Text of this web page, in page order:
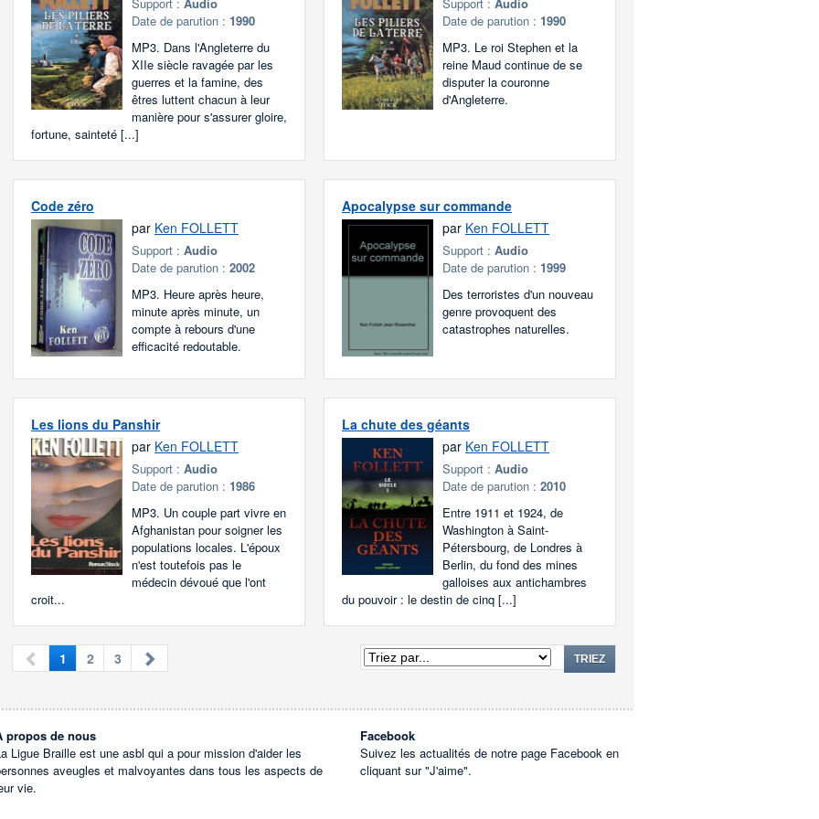
Date de parution : 1990
MP3. Dans l'Angleterre du
XIIe siècle ravagée par les
guerres et la famine, des
êtres luttent chacun à leur
manière pour s'assurer gloire,
fortune, sainteté [...]
Date de parution : 1990
MP3. Le roi Stephen et la
reine Maud continue de se
disputer la couronne
d'Angleterre.
Code zéro
par Ken FOLLETT
Support :Audio
Date de parution :2002
MP3. Heure après heure,
minute après minute, un
compte à rebours d'une
efficacité redoutable.
Apocalypse sur commande
par Ken FOLLETT
Support : Audio
Date de parution : 1999
Des terroristes d'un nouveau
genre provoquent des
catastrophes naturelles.
Les lions du Panshir
par Ken FOLLETT
Support :Audio
Date de parution : 1986
MP3. Un couple part vivre en
Afghanistan pour soigner les
populations locales. L'époux
n'est toutefois pas le
médecin dévoué que l'ont
croit...
La chute des géants
par Ken FOLLETT
Support : Audio
Date de parution : 2010
Entre 1911 et 1924, de
Washington à Saint-
Pétersbourg, de Londres à
Berlin, du fond des mines
galloises aux antichambres
du pouvoir : le destin de cinq [...]
1 2 3 TRIEZ
propos de nous
Ligue Braille est une asbl qui a pour mission d'aider les
aveugles et malvoyantes dans tous les aspects de
vie.
Facebook
Suivez les actualités de notre page Facebook en
cliquant sur "J'aime".